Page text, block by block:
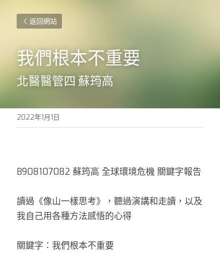
返回網站
我們根本不重要
北醫醫管四 蘇筠高
2022年1月1日
讀過《像山一樣思考》，聽過演講和走讀，以及
我自己用各種方法感悟的心得
關鍵字：我們根本不重要